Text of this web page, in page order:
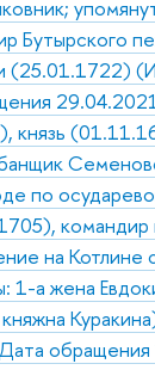
Бутырского
(25.01.1722)
по
командир
на
а жена